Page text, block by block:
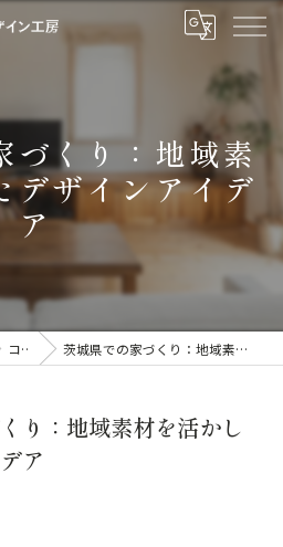
づくり：地域素
デザインアイデ
ア
コラム 茨城県での家づくり：地域素材を活かしたデザインアイデア
り：地域素材を活かし
ア